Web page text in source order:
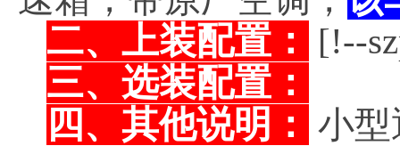
二、上装配置：
[!--
三、选装配置：
四、其他说明： 小